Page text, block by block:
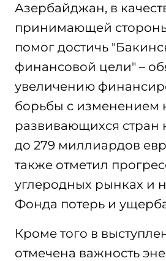
Азербайджан, в
принимающей
помог достичь
финансовой цели" –
увеличению
борьбы с изменением
развивающихся стран
до 279 миллиардов
также отметил
углеродных рынках и
Фонда потерь и
Кроме того в
отмечена важность